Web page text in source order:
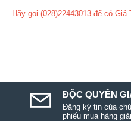
Hãy gọi (028)22443013 để có Giá
ĐỘC QUYỀN
Đăng ký tin của
phiếu mua hàng